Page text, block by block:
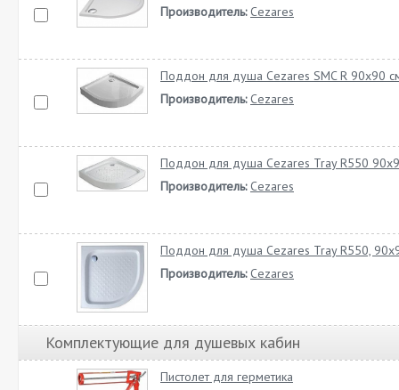
Производитель: Cezares
Поддон для душа Cezares SMC R 90x90
Производитель: Cezares
Поддон для душа Cezares Tray R550
Производитель: Cezares
Поддон для душа Cezares Tray R550,
Производитель: Cezares
Комплектующие для душевых кабин
Пистолет для герметика